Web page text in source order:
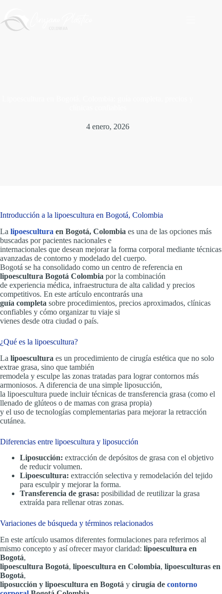
contenido
4 enero, 2026
Introducción a la lipoescultura en Bogotá, Colombia
La lipoescultura en Bogotá, Colombia es una de las opciones más
buscadas por pacientes nacionales e
internacionales que desean mejorar la forma corporal mediante técnicas
avanzadas de contorno y modelado del cuerpo.
Bogotá se ha consolidado como un centro de referencia en
lipoescultura Bogotá Colombia por la combinación
de experiencia médica, infraestructura de alta calidad y precios
competitivos. En este artículo encontrarás una
guía completa sobre procedimientos, precios aproximados, clínicas
confiables y cómo organizar tu viaje si
vienes desde otra ciudad o país.
¿Qué es la lipoescultura?
La lipoescultura es un procedimiento de cirugía estética que no solo
extrae grasa, sino que también
remodela y esculpe las zonas tratadas para lograr contornos más
armoniosos. A diferencia de una simple liposucción,
la lipoescultura puede incluir técnicas de transferencia grasa (como el
llenado de glúteos o de mamas con grasa propia)
y el uso de tecnologías complementarias para mejorar la retracción
cutánea.
Diferencias entre lipoescultura y liposucción
Liposucción: extracción de depósitos de grasa con el objetivo
de reducir volumen.
Lipoescultura: extracción selectiva y remodelación del tejido
para esculpir y mejorar la forma.
Transferencia de grasa: posibilidad de reutilizar la grasa
extraída para rellenar otras zonas.
Variaciones de búsqueda y términos relacionados
En este artículo usamos diferentes formulaciones para referirnos al
mismo concepto y así ofrecer mayor claridad: lipoescultura en
Bogotá,
lipoescultura Bogotá, lipoescultura en Colombia, lipoesculturas en
Bogotá,
liposucción y lipoescultura en Bogotá y cirugía de contorno